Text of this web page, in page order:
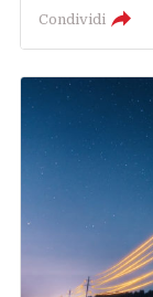
Condividi